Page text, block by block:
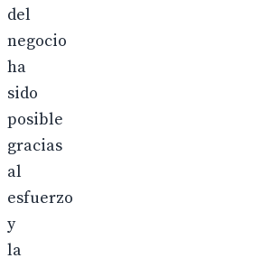
del
negocio
ha
sido
posible
gracias
al
esfuerzo
y
la